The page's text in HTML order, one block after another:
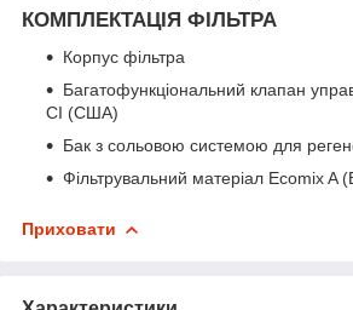
КОМПЛЕКТАЦІЯ ФІЛЬТРА
Корпус фільтра
Багатофункціональний клапан
CI (США)
Бак з сольовою системою для
Фільтрувальний матеріал Ecomix A
Приховати